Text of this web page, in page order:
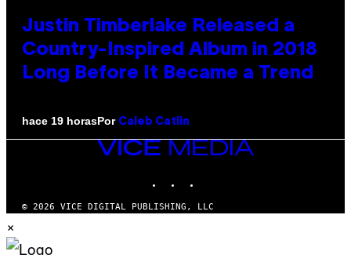
Justin Timberlake Released a
Country-Inspired Album in 2018
Long Before It Became a Trend
hace 19 horasPor Caleb Catlin
VICE
MEDIA
© 2026 VICE DIGITAL PUBLISHING, LLC
×